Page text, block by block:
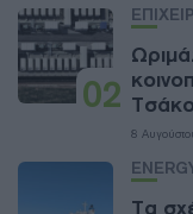
02
8
Τα